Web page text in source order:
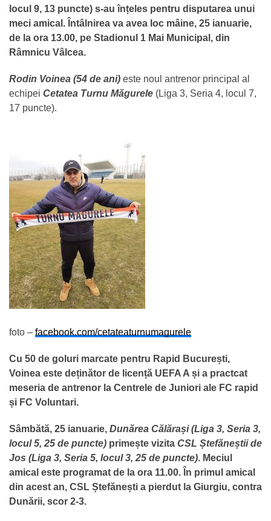
locul 9, 13 puncte) s-au înțeles pentru disputarea unui
meci amical. Întâlnirea va avea loc mâine, 25 ianuarie,
de la ora 13.00, pe Stadionul 1 Mai Municipal, din
Râmnicu Vâlcea.
Rodin Voinea (54 de ani) este noul antrenor principal al
echipei Cetatea Turnu Măgurele (Liga 3, Seria 4, locul 7,
17 puncte).
foto – facebook.com/cetateaturnumagurele
Cu 50 de goluri marcate pentru Rapid București,
Voinea este deținător de licență UEFA A și a practcat
meseria de antrenor la Centrele de Juniori ale FC rapid
și FC Voluntari.
Sâmbătă, 25 ianuarie, Dunărea Călărași (Liga 3, Seria 3,
locul 5, 25 de puncte) primește vizita CSL Ștefăneștii de
Jos (Liga 3, Seria 5, locul 3, 25 de puncte). Meciul
amical este programat de la ora 11.00. În primul amical
din acest an, CSL Ștefănești a pierdut la Giurgiu, contra
Dunării, scor 2-3.